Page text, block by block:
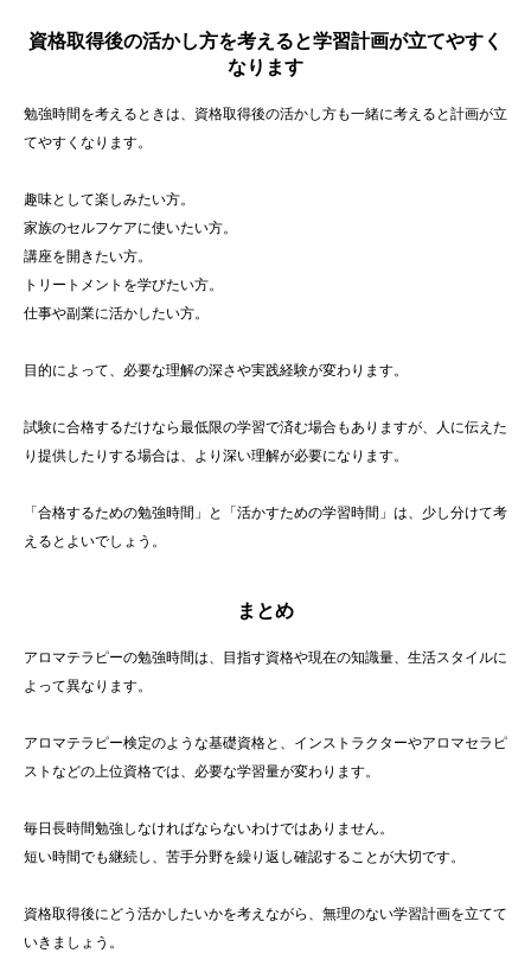
資格取得後の活かし方を考えると学習計画が立てやすく
なります
勉強時間を考えるときは、資格取得後の活かし方も一緒に考えると計画が立
てやすくなります。
趣味として楽しみたい方。
家族のセルフケアに使いたい方。
講座を開きたい方。
トリートメントを学びたい方。
仕事や副業に活かしたい方。
目的によって、必要な理解の深さや実践経験が変わります。
試験に合格するだけなら最低限の学習で済む場合もありますが、人に伝えた
り提供したりする場合は、より深い理解が必要になります。
「合格するための勉強時間」と「活かすための学習時間」は、少し分けて考
えるとよいでしょう。
まとめ
アロマテラピーの勉強時間は、目指す資格や現在の知識量、生活スタイルに
よって異なります。
アロマテラピー検定のような基礎資格と、インストラクターやアロマセラピ
ストなどの上位資格では、必要な学習量が変わります。
毎日長時間勉強しなければならないわけではありません。
短い時間でも継続し、苦手分野を繰り返し確認することが大切です。
資格取得後にどう活かしたいかを考えながら、無理のない学習計画を立てて
いきましょう。